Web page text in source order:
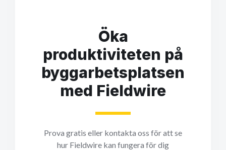
Öka
produktiviteten på
byggarbetsplatsen
med Fieldwire
Prova gratis eller kontakta oss för att se
hur Fieldwire kan fungera för dig